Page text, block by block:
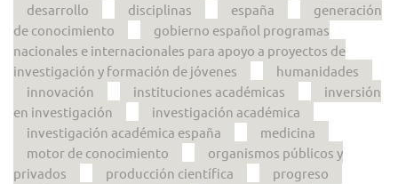
desarrollo
disciplinas españa
generación
de conocimiento
gobierno español programas
nacionales e internacionales para apoyo a proyectos de
investigación y formación de jóvenes
humanidades
innovación
instituciones académicas
inversión
en investigación
investigación académica
investigación académica españa
medicina
motor de conocimiento
organismos públicos y
privados
producción científica
progreso